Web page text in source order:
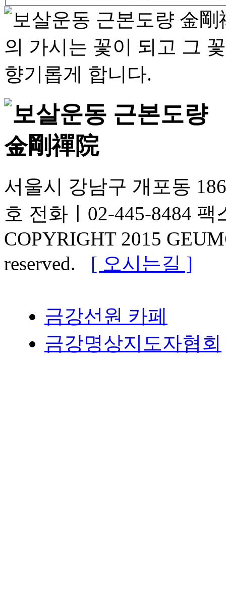
서울시 강남구 개포동
호 전화ㅣ02-445-8484 팩
COPYRIGHT 2015
reserved. [ 오시는길 ]
금강선원 카페
금강명상지도자협회